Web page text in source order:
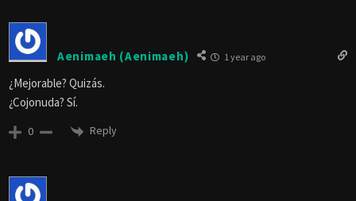
Aenimaeh (Aenimaeh) 1 year ago
¿Mejorable? Quizás.
¿Cojonuda? Sí.
0 Reply